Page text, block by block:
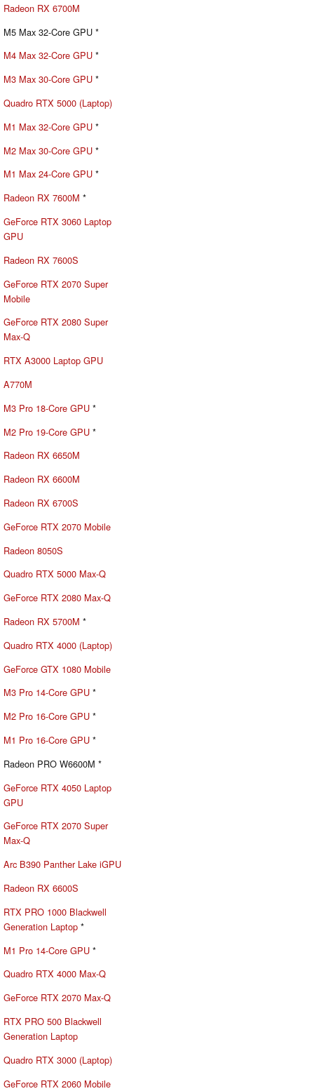
Radeon RX 6700M
M5 Max 32-Core GPU *
M4 Max 32-Core GPU *
M3 Max 30-Core GPU *
Quadro RTX 5000 (Laptop)
M1 Max 32-Core GPU *
M2 Max 30-Core GPU *
M1 Max 24-Core GPU *
Radeon RX 7600M *
GeForce RTX 3060 Laptop
GPU
Radeon RX 7600S
GeForce RTX 2070 Super
Mobile
GeForce RTX 2080 Super
Max-Q
RTX A3000 Laptop GPU
A770M
M3 Pro 18-Core GPU *
M2 Pro 19-Core GPU *
Radeon RX 6650M
Radeon RX 6600M
Radeon RX 6700S
GeForce RTX 2070 Mobile
Radeon 8050S
Quadro RTX 5000 Max-Q
GeForce RTX 2080 Max-Q
Radeon RX 5700M *
Quadro RTX 4000 (Laptop)
GeForce GTX 1080 Mobile
M3 Pro 14-Core GPU *
M2 Pro 16-Core GPU *
M1 Pro 16-Core GPU *
Radeon PRO W6600M *
GeForce RTX 4050 Laptop
GPU
GeForce RTX 2070 Super
Max-Q
Arc B390 Panther Lake iGPU
Radeon RX 6600S
RTX PRO 1000 Blackwell
Generation Laptop *
M1 Pro 14-Core GPU *
Quadro RTX 4000 Max-Q
GeForce RTX 2070 Max-Q
RTX PRO 500 Blackwell
Generation Laptop
Quadro RTX 3000 (Laptop)
GeForce RTX 2060 Mobile